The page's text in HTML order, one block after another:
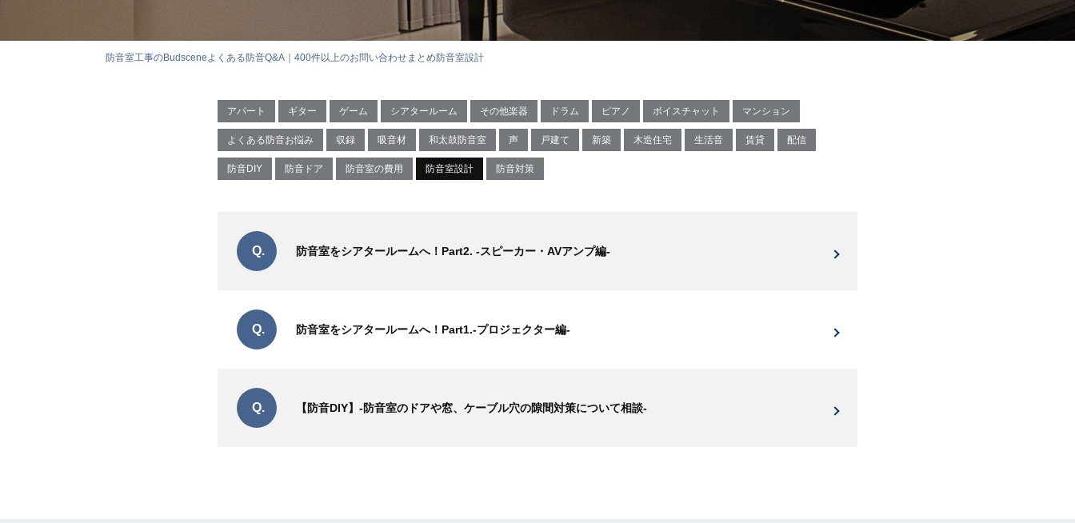
防音室工事のBudsceneよくある防音Q&A｜400件以上のお問い合わせまとめ 防音室設計
アパート ギター ゲーム シアタールーム その他楽器 ドラム ピアノ ボイスチャット マンション
よくある防音お悩み 収録 吸音材 和太鼓防音室 声 戸建て 新築 木造住宅 生活音 賃貸 配信
防音DIY 防音ドア 防音室の費用 防音室設計 防音対策
Q. 防音室をシアタールームへ！Part2. -スピーカー・AVアンプ編-
Q. 防音室をシアタールームへ！Part1.-プロジェクター編-
Q. 【防音DIY】-防音室のドアや窓、ケーブル穴の隙間対策について相談-